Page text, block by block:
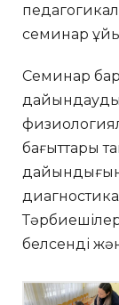
семинар
Семинар
бағыттары
дайындығын
белсенді